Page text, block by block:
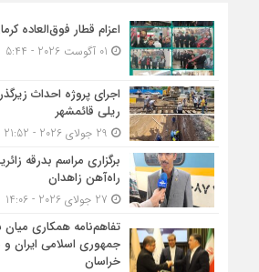
اعزام قطار فوق‌العاده
اجرای پروژه احداث
ریلی قائمشهر
برگزاری مراسم بدرقه
راه‌آهن زاهدان
تفاهم‌نامه همکاری
جمهوری اسلامی ایران
خراسان